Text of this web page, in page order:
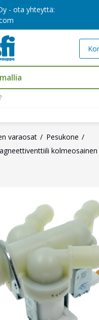
- ota yhteyttä:
varaosat
Pesukone